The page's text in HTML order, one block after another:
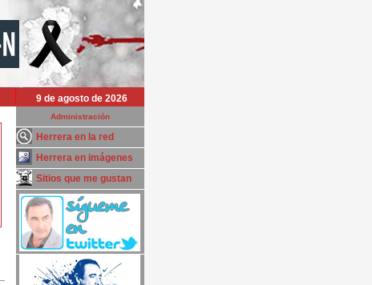
9 de agosto de 2026
Administración
Herrera en la red
Herrera en imágenes
Sitios que me gustan